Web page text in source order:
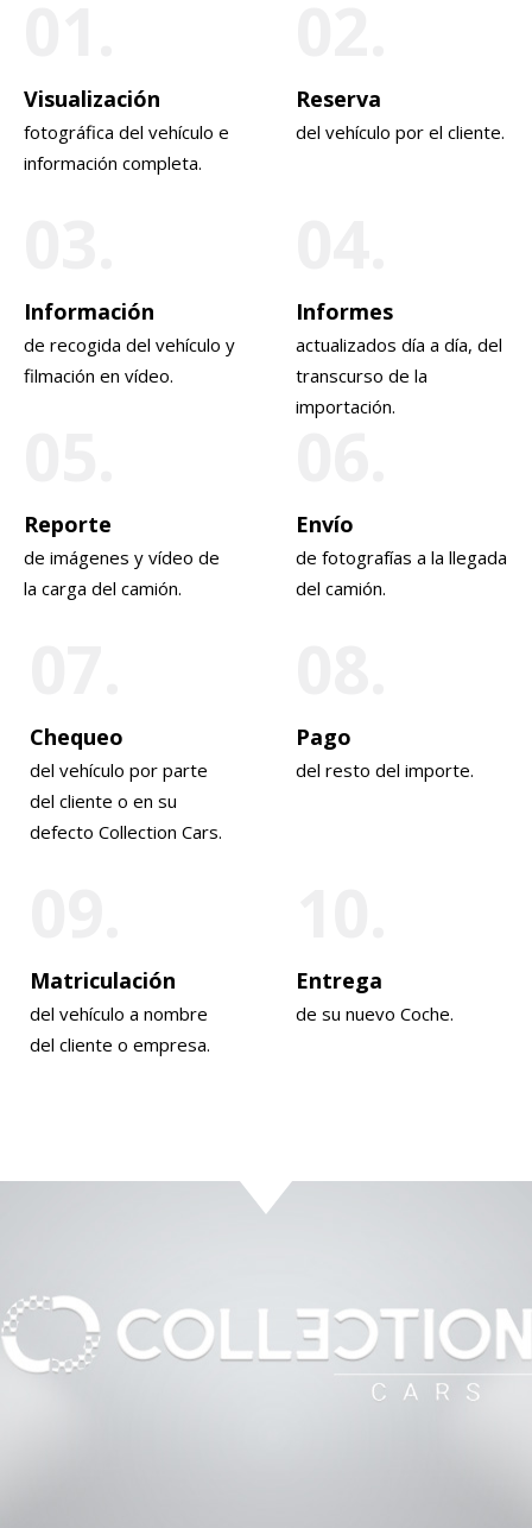
Visualización
fotográfica del vehículo e
información completa.
Reserva
del vehículo por el cliente.
Información
de recogida del vehículo y
filmación en vídeo.
Informes
actualizados día a día, del
transcurso de la
importación.
Reporte
de imágenes y vídeo de
la carga del camión.
Envío
de fotografías a la llegada
del camión.
Chequeo
del vehículo por parte
del cliente o en su
defecto Collection Cars.
Pago
del resto del importe.
Matriculación
del vehículo a nombre
del cliente o empresa.
Entrega
de su nuevo Coche.